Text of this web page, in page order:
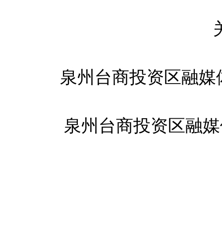
泉州台商投资区融
泉州台商投资区融